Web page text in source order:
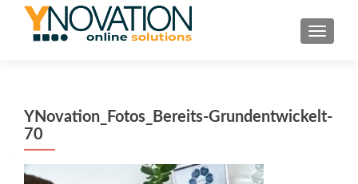
YNovation_Fotos_Bereits-Grundentwickelt-
70